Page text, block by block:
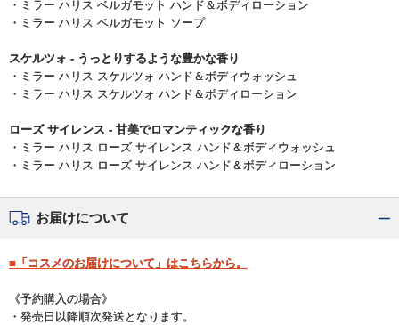
・ ミラー ハリス ベルガモット ハンド＆ボディローション
・ ミラー ハリス ベルガモット ソープ
スケルツォ - うっとりするような豊かな香り
・ ミラー ハリス スケルツォ ハンド＆ボディウォッシュ
・ ミラー ハリス スケルツォ ハンド＆ボディローション
ローズ サイレンス - 甘美でロマンティックな香り
・ ミラー ハリス ローズ サイレンス ハンド＆ボディウォッシュ
・ ミラー ハリス ローズ サイレンス ハンド＆ボディローション
お届けについて
■「コスメのお届けについて」はこちらから。
《予約購入の場合》
・発売日以降順次発送となります。